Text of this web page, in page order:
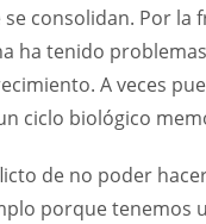
consolidan. Por la
ha tenido
A veces
ciclo biológico
de no poder
porque tenemos